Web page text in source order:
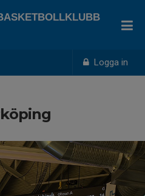
Logga in